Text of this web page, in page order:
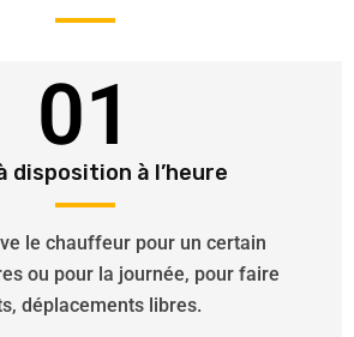
01
disposition à l’heure
le chauffeur pour un certain
ou pour la journée, pour faire
déplacements libres.